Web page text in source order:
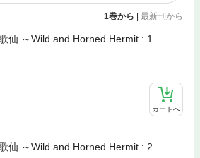
1巻から 最新刊から
仙 ～Wild and Horned Hermit.: 1
カートへ
仙 ～Wild and Horned Hermit.: 2